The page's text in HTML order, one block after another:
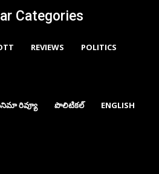
Categories
REVIEWS POLITICS
రివ్యూ పొలిటికల్ ENGLISH